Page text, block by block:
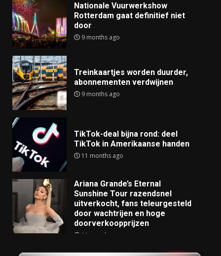
Nationale Vuurwerkshow
Rotterdam gaat definitief niet
door
9 months ago
Treinkaartjes worden duurder,
abonnementen verdwijnen
9 months ago
TikTok-deal bijna rond: deel
TikTok in Amerikaanse handen
11 months ago
Ariana Grande’s Eternal
Sunshine Tour razendsnel
uitverkocht, fans teleurgesteld
door wachtrijen en hoge
doorverkoopprijzen
11 months ago